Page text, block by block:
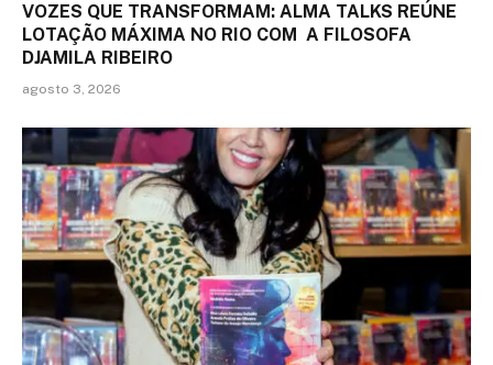
VOZES QUE TRANSFORMAM: ALMA TALKS REÚNE
LOTAÇÃO MÁXIMA NO RIO COM A FILOSOFA
DJAMILA RIBEIRO
agosto 3, 2026